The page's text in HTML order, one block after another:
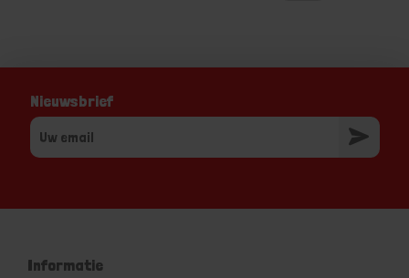
Nieuwsbrief
Informatie